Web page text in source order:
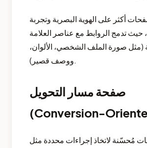
أكثر على الهوية البصرية وتجربة
حيث تدمج الروابط مع عناصر العلامة
(مثل صورة الملف الشخصي، الألوان،
ووصف قصير).
صفحة مسار التحويل
(Conversion-
مُحسّنة لاتخاذ إجراءات محددة مثل